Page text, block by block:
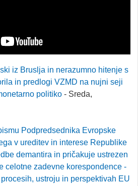
iz Bruslja in nerazumno hitenje s
in predlogi VZMD na nujni seji
politiko - Sreda,
Podpredsednika Evropske
v ureditev in interese Republike
demantira in pričakuje ustrezen
celotne zadevne korespondence -
ustroju in perspektivah EU